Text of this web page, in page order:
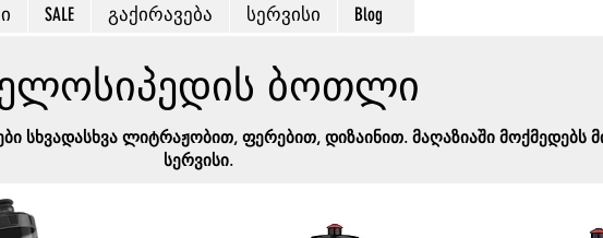
SALE გაქირავება სერვისი Blog
ბოთლი
სხვადასხვა ლიტრაჟობით, ფერებით, დიზაინით. მაღაზიაში მოქმედებს
სერვისი.